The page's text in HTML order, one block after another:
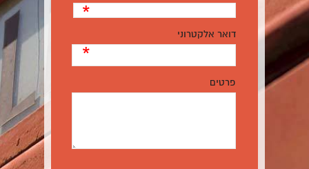
*
דואר אלקטרוני
*
פרטים